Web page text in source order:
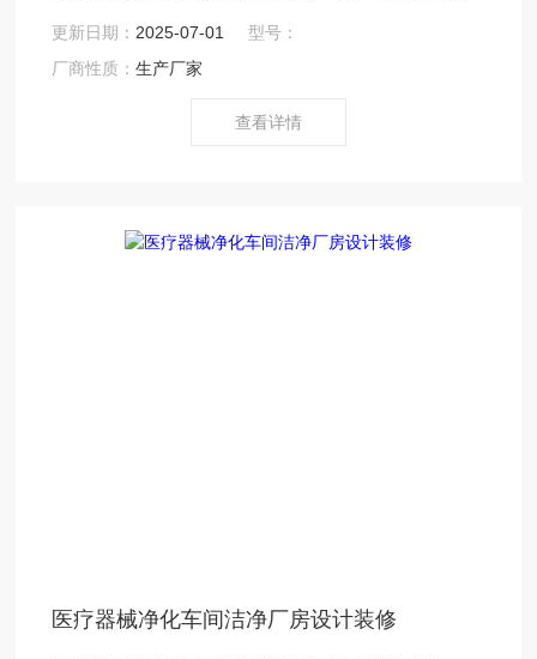
特点为美观、刚性强。圆弧墙角、门、窗框等一般采用专
用氧化铝型材制造。 GMP车间为了防止交叉污染，清扫净
度级别的不同分别专用，垃圾装入防尘袋中拿出。
更新日期： 2025-07-01
型号：
厂商性质：生产厂家
查看详情
医疗器械净化车间洁净厂房设计装修